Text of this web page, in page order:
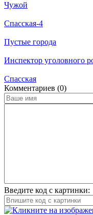
Чужой
Спасская-4
Пустые города
Инспектор уголовного
Спасская
Ком­мен­та­ри­ев (0)
Введите код с картинки: